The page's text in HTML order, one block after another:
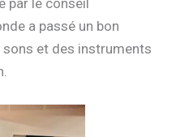
par le conseil
a passé un bon
et des instruments